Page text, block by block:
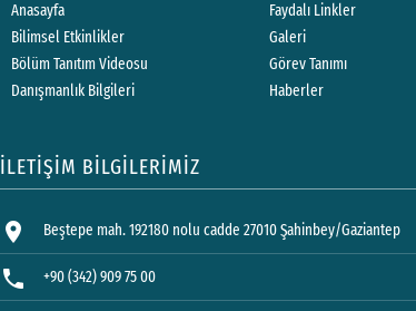
Anasayfa
Bilimsel Etkinlikler
Bölüm Tanıtım Videosu
Danışmanlık Bilgileri
Faydalı Linkler
Galeri
Görev Tanımı
Haberler
İLETİŞİM BİLGİLERİMİZ
location_on Beştepe mah. 192180 nolu cadde 27010 Şahinbey/Gaziantep
phone +90 (342) 909 75 00